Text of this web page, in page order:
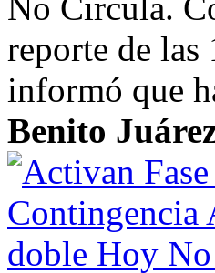
reporte de
informó que
Benito